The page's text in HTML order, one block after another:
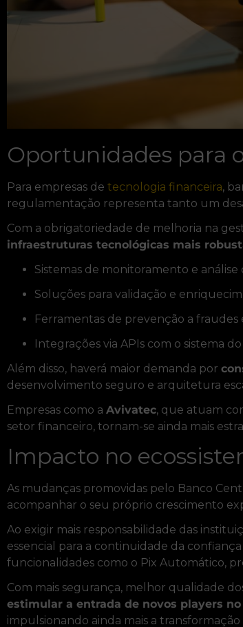
Oportunidades para
Para empresas de tecnologia financeira,
regulamentação representa tanto um
Com a obrigatoriedade de melhoria na
infraestruturas tecnológicas mais
Sistemas de monitoramento e
Soluções para validação e
Ferramentas de prevenção a
Integrações via APIs com o sistema
Além disso, haverá maior demanda por
desenvolvimento seguro e arquitetura
Empresas como a Avivatec, que atuam
setor financeiro, tornam-se ainda mais
Impacto no
As mudanças promovidas pelo Banco
acompanhar o seu próprio crescimento
Ao exigir mais responsabilidade das
essencial para a continuidade da
funcionalidades como o Pix Automático,
Com mais segurança, melhor qualidade
estimular a entrada de novos players
impulsionando ainda mais a